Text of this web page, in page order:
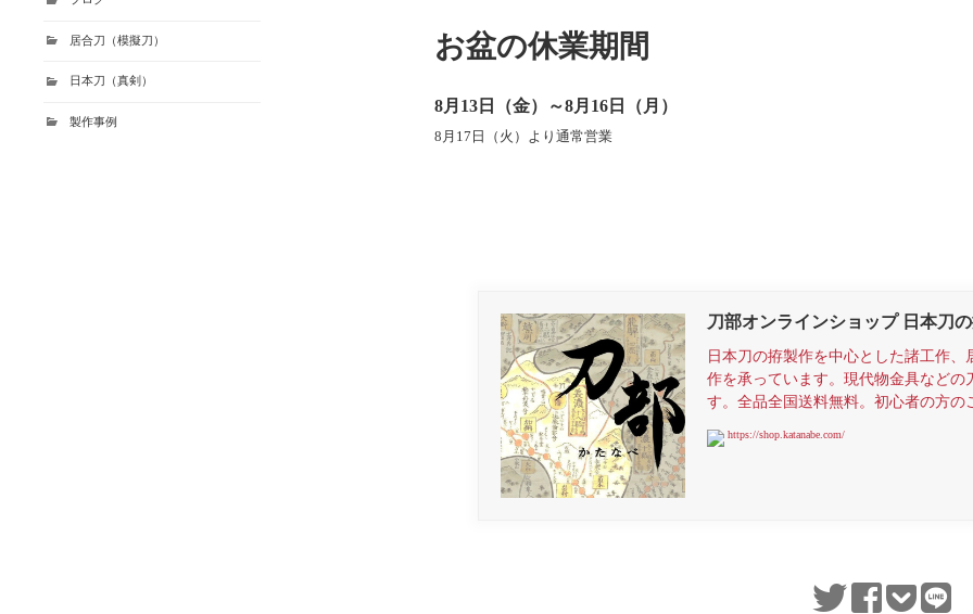
居合刀（模擬刀）
日本刀（真剣）
製作事例
お盆の休業期間
8月13日（金）～8月16日（月）
8月17日（火）より通常営業
刀部オンラインショップ 日本刀
日本刀の拵製作を中心とした諸工作
作を承っています。現代物金具などの
す。全品全国送料無料。初心者の方の
https://shop.katanabe.com/